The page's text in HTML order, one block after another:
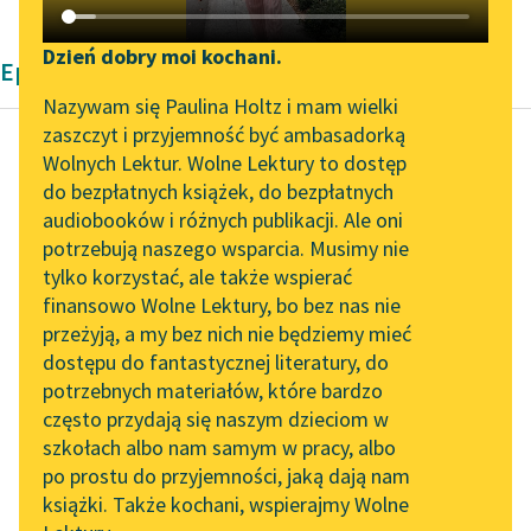
Katalog DAISY
Podkasty o książkach
Zgłoś brak utworu
Aktualności
Spotkanie z Katarzyną
Tunkiel w Oslo
Wolne Lektury na 32.
Pol’and’Rock Festivalu
„Kochanek Lady
Chatterley” do słuchania
na Wolnych Lekturach
Nowy audiobook –
„Marzenie o Oriencie”
Sophie Elkan
Kolekcja Nadwyraz.com x
Narzędzia
Mapa Wolnych Lektur
Leśmianator
Przewodnik dla piszących i
czytających
API
OAI-PMH
Widget Wolnych Lektur
Przypisy
Dzień dobry moi kochani.
Nazywam się Paulina Holtz i mam wielki
zaszczyt i przyjemność być ambasadorką
Wolnych Lektur. Wolne Lektury to dostęp
do bezpłatnych książek, do bezpłatnych
audiobooków i różnych publikacji. Ale oni
potrzebują naszego wsparcia. Musimy nie
tylko korzystać, ale także wspierać
finansowo Wolne Lektury, bo bez nas nie
przeżyją, a my bez nich nie będziemy mieć
dostępu do fantastycznej literatury, do
potrzebnych materiałów, które bardzo
często przydają się naszym dzieciom w
szkołach albo nam samym w pracy, albo
po prostu do przyjemności, jaką dają nam
książki. Także kochani, wspierajmy Wolne
Epika Zofii Urbanowskiej
Zofia Urbanowska
Księżniczka
Czy pan z patriotyzmu,
nie dla własnej
korzyści, produkujesz i
sprzedajesz nasiona?
Czy pańska
najstarsza...
Czytaj więcej